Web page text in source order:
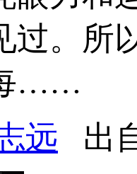
过。所
……
远 出